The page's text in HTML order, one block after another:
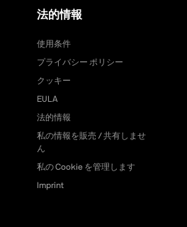
法的情報
使用条件
プライバシー ポリシー
クッキー
EULA
法的情報
私の情報を販売 / 共有しませ
ん
私の Cookie を管理します
Imprint